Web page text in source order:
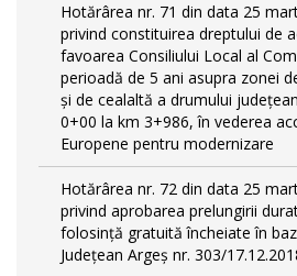
Hotărârea nr. 71 din data 25
privind constituirea dreptului de
favoarea Consiliului Local al
perioadă de 5 ani asupra zonei
și de cealaltă a drumului
0+00 la km 3+986, în vederea
Europene pentru modernizare
Hotărârea nr. 72 din data 25
privind aprobarea prelungirii
folosință gratuită încheiate în
Județean Argeș nr. 303/